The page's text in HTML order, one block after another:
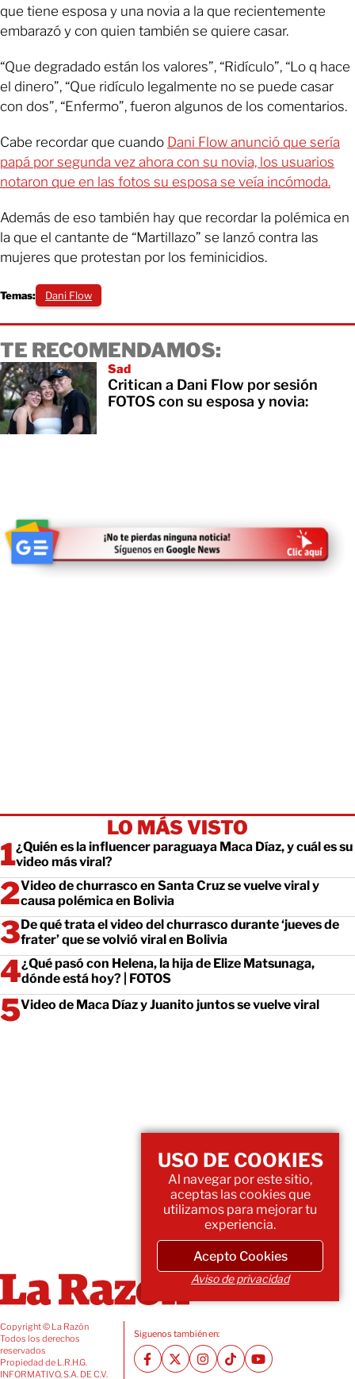
que tiene esposa y una novia a la que recientemente
embarazó y con quien también se quiere casar.
“Que degradado están los valores”, “Ridículo”, “Lo q hace
el dinero”, “Que ridículo legalmente no se puede casar
con dos”, “Enfermo”, fueron algunos de los comentarios.
Cabe recordar que cuando Dani Flow anunció que sería
papá por segunda vez ahora con su novia, los usuarios
notaron que en las fotos su esposa se veía incómoda.
Además de eso también hay que recordar la polémica en
la que el cantante de “Martillazo” se lanzó contra las
mujeres que protestan por los feminicidios.
Temas: Dani Flow
TE RECOMENDAMOS:
Sad
Critican a Dani Flow por sesión
FOTOS con su esposa y novia:
LO MÁS VISTO
¿Quién es la influencer paraguaya Maca Díaz, y cuál es su
video más viral?
Video de churrasco en Santa Cruz se vuelve viral y
causa polémica en Bolivia
De qué trata el video del churrasco durante ‘jueves de
frater’ que se volvió viral en Bolivia
¿Qué pasó con Helena, la hija de Elize Matsunaga,
dónde está hoy? | FOTOS
Video de Maca Díaz y Juanito juntos se vuelve viral
Copyright © La Razón
Todos los derechos
reservados
Propiedad de L.R.H.G.
INFORMATIVO, S.A. DE C.V.
Siguenos también en:
USO DE COOKIES
Al navegar por este sitio,
aceptas las cookies que
utilizamos para mejorar tu
experiencia.
Acepto Cookies
Aviso de privacidad